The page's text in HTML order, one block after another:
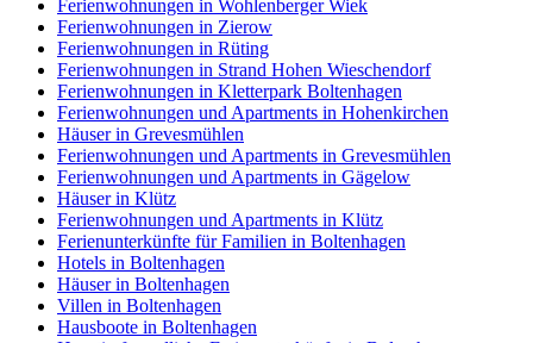
Ferienwohnungen in Wohlenberger Wiek
Ferienwohnungen in Zierow
Ferienwohnungen in Rüting
Ferienwohnungen in Strand Hohen Wieschendorf
Ferienwohnungen in Kletterpark Boltenhagen
Ferienwohnungen und Apartments in Hohenkirchen
Häuser in Grevesmühlen
Ferienwohnungen und Apartments in Grevesmühlen
Ferienwohnungen und Apartments in Gägelow
Häuser in Klütz
Ferienwohnungen und Apartments in Klütz
Ferienunterkünfte für Familien in Boltenhagen
Hotels in Boltenhagen
Häuser in Boltenhagen
Villen in Boltenhagen
Hausboote in Boltenhagen